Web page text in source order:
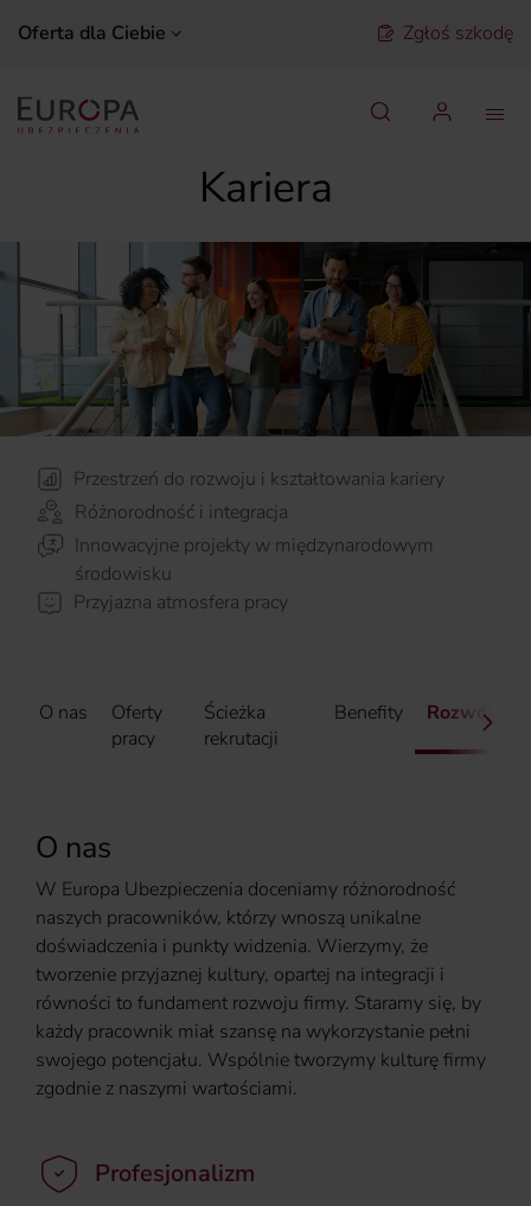
Oferta dla Ciebie Zgłoś szkodę
Kariera
Przestrzeń do rozwoju i kształtowania kariery
Różnorodność i integracja
Innowacyjne projekty w międzynarodowym
środowisku
Przyjazna atmosfera pracy
O nas
Oferty
pracy
Ścieżka
rekrutacji
Benefity Rozwój
O nas
W Europa Ubezpieczenia doceniamy różnorodność
naszych pracowników, którzy wnoszą unikalne
doświadczenia i punkty widzenia. Wierzymy, że
tworzenie przyjaznej kultury, opartej na integracji i
równości to fundament rozwoju firmy. Staramy się, by
każdy pracownik miał szansę na wykorzystanie pełni
swojego potencjału. Wspólnie tworzymy kulturę firmy
zgodnie z naszymi wartościami.
Profesjonalizm